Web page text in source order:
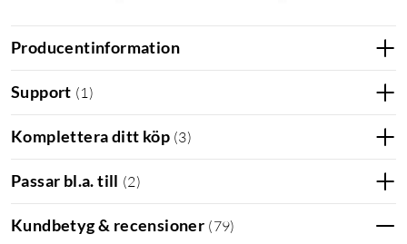
Producentinformation
Support (1)
Komplettera ditt köp (3)
Passar bl.a. till (2)
Kundbetyg & recensioner (79)